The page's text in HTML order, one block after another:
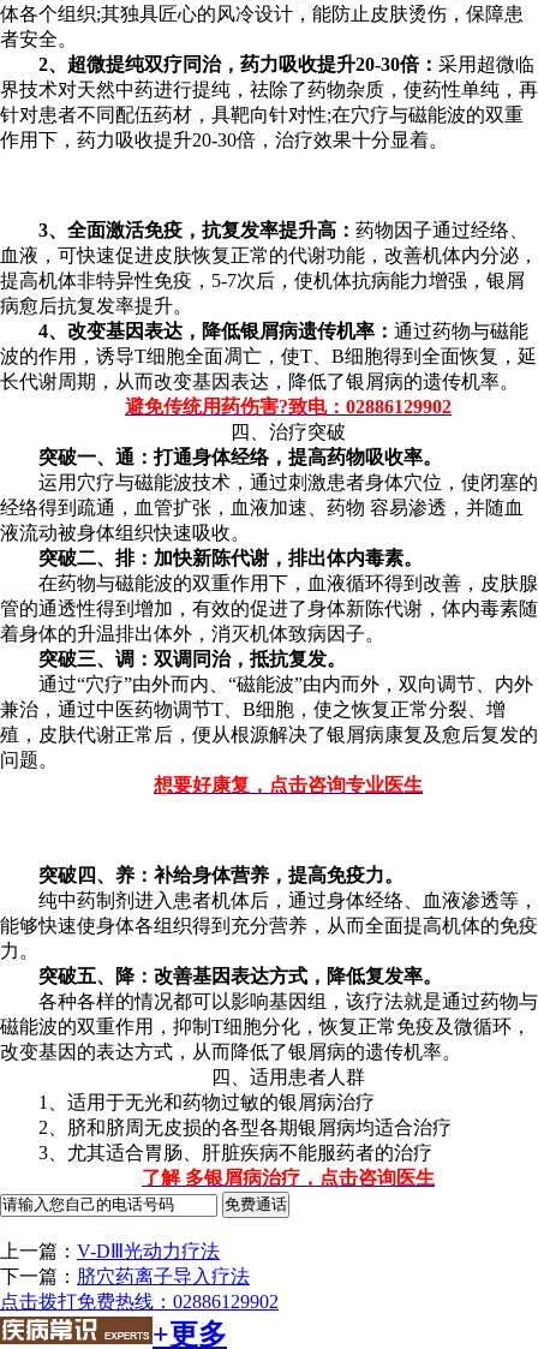
体各个组织;其独具匠心的风冷设计，能防止皮肤烫伤，保障患
者安全。
2、超微提纯双疗同治，药力吸收提升20-30倍： 采用超微临
界技术对天然中药进行提纯，祛除了药物杂质，使药性单纯，再
针对患者不同配伍药材，具靶向针对性;在穴疗与磁能波的双重
作用下，药力吸收提升20-30倍，治疗效果十分显着。
3、全面激活免疫，抗复发率提升高： 药物因子通过经络、
血液，可快速促进皮肤恢复正常的代谢功能，改善机体内分泌，
提高机体非特异性免疫，5-7次后，使机体抗病能力增强，银屑
病愈后抗复发率提升。
4、改变基因表达，降低银屑病遗传机率： 通过药物与磁能
波的作用，诱导T细胞全面凋亡，使T、B细胞得到全面恢复，延
长代谢周期，从而改变基因表达，降低了银屑病的遗传机率。
避免传统用药伤害?致电：02886129902
四、治疗突破
突破一、通：打通身体经络，提高药物吸收率。
运用穴疗与磁能波技术，通过刺激患者身体穴位，使闭塞的
经络得到疏通，血管扩张，血液加速、药物 容易渗透，并随血
液流动被身体组织快速吸收。
突破二、排：加快新陈代谢，排出体内毒素。
在药物与磁能波的双重作用下，血液循环得到改善，皮肤腺
管的通透性得到增加，有效的促进了身体新陈代谢，体内毒素随
着身体的升温排出体外，消灭机体致病因子。
突破三、调：双调同治，抵抗复发。
通过“穴疗”由外而内、“磁能波”由内而外，双向调节、内外
兼治，通过中医药物调节T、B细胞，使之恢复正常分裂、增
殖，皮肤代谢正常后，便从根源解决了银屑病康复及愈后复发的
问题。
想要好康复，点击咨询专业医生
突破四、养：补给身体营养，提高免疫力。
纯中药制剂进入患者机体后，通过身体经络、血液渗透等，
能够快速使身体各组织得到充分营养，从而全面提高机体的免疫
力。
突破五、降：改善基因表达方式，降低复发率。
各种各样的情况都可以影响基因组，该疗法就是通过药物与
磁能波的双重作用，抑制T细胞分化，恢复正常免疫及微循环，
改变基因的表达方式，从而降低了银屑病的遗传机率。
四、适用患者人群
1、适用于无光和药物过敏的银屑病治疗
2、脐和脐周无皮损的各型各期银屑病均适合治疗
3、尤其适合胃肠、肝脏疾病不能服药者的治疗
了解 多银屑病治疗，点击咨询医生
上一篇： V-DⅢ光动力疗法
下一篇： 脐穴药离子导入疗法
点击拨打免费热线：02886129902
+更多